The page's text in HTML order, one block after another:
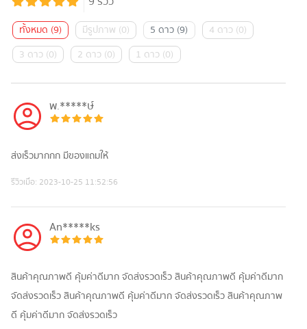
ทั้งหมด (9) มีรูปภาพ (0) 5 ดาว (9) 4 ดาว (0)
3 ดาว (0) 2 ดาว (0) 1 ดาว (0)
พ.*****ษ์
ส่งเร็วมากกก มีของแถมให้
รีวิวเมื่อ: 2023-10-25 11:52:56
An*****ks
สินค้าคุณภาพดี คุ้มค่าดีมาก จัดส่งรวดเร็ว สินค้าคุณภาพดี คุ้มค่าดีมาก
จัดส่งรวดเร็ว สินค้าคุณภาพดี คุ้มค่าดีมาก จัดส่งรวดเร็ว สินค้าคุณภาพ
ดี คุ้มค่าดีมาก จัดส่งรวดเร็ว